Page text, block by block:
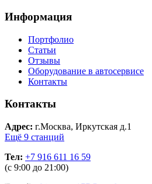
Информация
Портфолио
Статьи
Отзывы
Оборудование в автосервисе
Контакты
Контакты
Адрес: г.Москва, Иркутская д.1
Ещё 9 станций
Тел: +7 916 611 16 59
(с 9:00 до 21:00)